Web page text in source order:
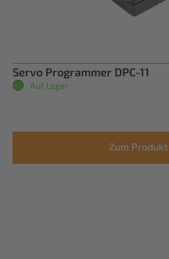
Servo Programmer DPC-11
Auf Lager
Zum Produkt